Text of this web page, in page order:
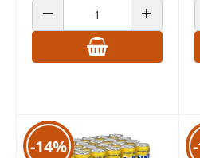
ANZAHL VERRINGERN ANZAHL
-14%